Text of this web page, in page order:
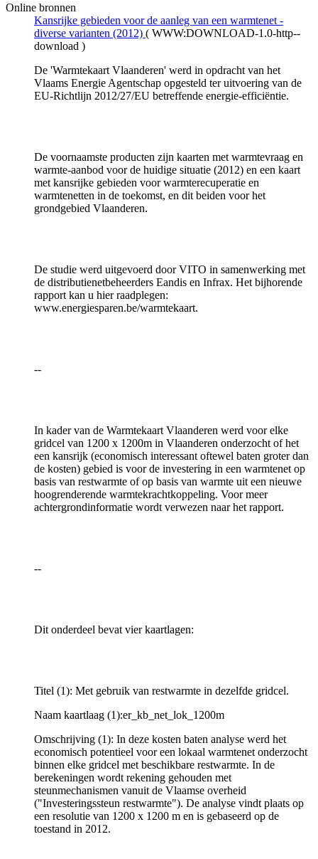
Online bronnen
Kansrijke gebieden voor de aanleg van een warmtenet -
diverse varianten (2012) ( WWW:DOWNLOAD-1.0-http--
download )
De 'Warmtekaart Vlaanderen' werd in opdracht van het
Vlaams Energie Agentschap opgesteld ter uitvoering van de
EU-Richtlijn 2012/27/EU betreffende energie-efficiëntie.
De voornaamste producten zijn kaarten met warmtevraag en
warmte-aanbod voor de huidige situatie (2012) en een kaart
met kansrijke gebieden voor warmterecuperatie en
warmtenetten in de toekomst, en dit beiden voor het
grondgebied Vlaanderen.
De studie werd uitgevoerd door VITO in samenwerking met
de distributienetbeheerders Eandis en Infrax. Het bijhorende
rapport kan u hier raadplegen:
www.energiesparen.be/warmtekaart.
--
In kader van de Warmtekaart Vlaanderen werd voor elke
gridcel van 1200 x 1200m in Vlaanderen onderzocht of het
een kansrijk (economisch interessant oftewel baten groter dan
de kosten) gebied is voor de investering in een warmtenet op
basis van restwarmte of op basis van warmte uit een nieuwe
hoogrenderende warmtekrachtkoppeling. Voor meer
achtergrondinformatie wordt verwezen naar het rapport.
--
Dit onderdeel bevat vier kaartlagen:
Titel (1): Met gebruik van restwarmte in dezelfde gridcel.
Naam kaartlaag (1):er_kb_net_lok_1200m
Omschrijving (1): In deze kosten baten analyse werd het
economisch potentieel voor een lokaal warmtenet onderzocht
binnen elke gridcel met beschikbare restwarmte. In de
berekeningen wordt rekening gehouden met
steunmechanismen vanuit de Vlaamse overheid
("Investeringssteun restwarmte"). De analyse vindt plaats op
een resolutie van 1200 x 1200 m en is gebaseerd op de
toestand in 2012.